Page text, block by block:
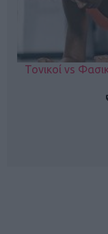
Τονικοί vs